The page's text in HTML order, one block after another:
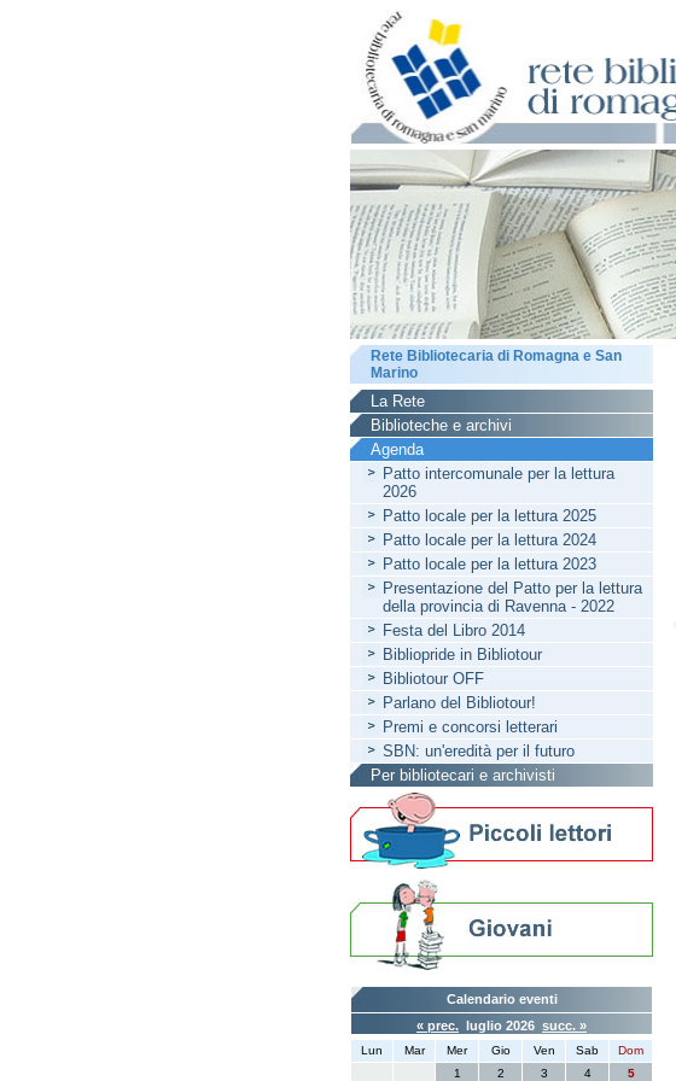
Rete Bibliotecaria di Romagna e San
Marino
La Rete
Biblioteche e archivi
Agenda
Patto intercomunale per la lettura
2026
Patto locale per la lettura 2025
Patto locale per la lettura 2024
Patto locale per la lettura 2023
Presentazione del Patto per la lettura
della provincia di Ravenna - 2022
Festa del Libro 2014
Bibliopride in Bibliotour
Bibliotour OFF
Parlano del Bibliotour!
Premi e concorsi letterari
SBN: un'eredità per il futuro
Per bibliotecari e archivisti
Calendario eventi
« prec. luglio 2026 succ. »
Lun Mar Mer Gio Ven Sab
Dom
1
2 3 4 5